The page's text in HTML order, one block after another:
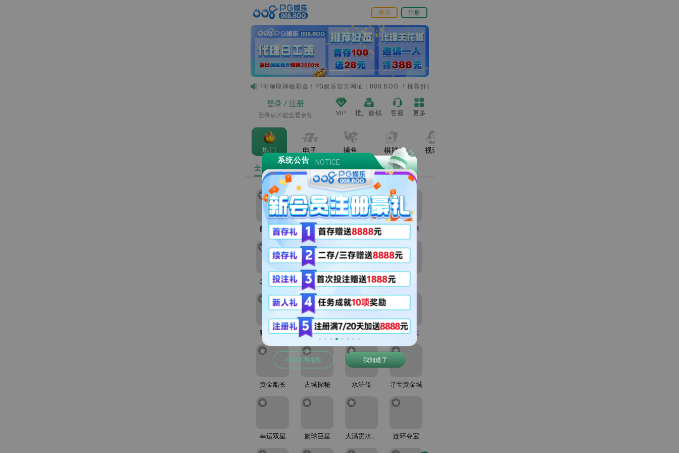
登录 注册
❤️【全民推广】注册账号推广即可领取神秘彩金！PG娱乐官方网址：008.BOO ！推荐好友成功注册，即可尊享神秘大礼，无限代收益，一次推广，终身受益！快邀请您的好友一
登录/ 注册
登录后才能查看余额 VIP 推广赚钱 客服 更多
热门 电子 捕鱼 棋牌 视讯
全部 收藏
麒麟送宝 BBIN视讯 十倍金牛 少林足球
虎虎生财 金钱兔 寻龙探宝 2
狼人觉醒 糖果泡泡 2 发财喵喵 万圣狂欢
黄金船长 古城探秘 水浒传 寻宝黄金城
幸运双星 篮球巨星 大满贯水果机 连环夺宝
系统公告 NOTICE
今日不再提醒 我知道了